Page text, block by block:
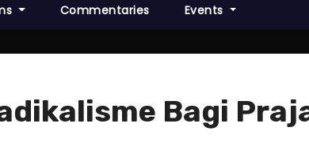
Commentaries Events
Bagi